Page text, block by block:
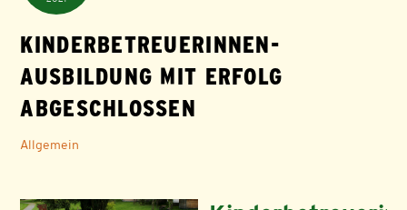
KINDERBETREUERINNEN-
AUSBILDUNG MIT ERFOLG
ABGESCHLOSSEN
Allgemein